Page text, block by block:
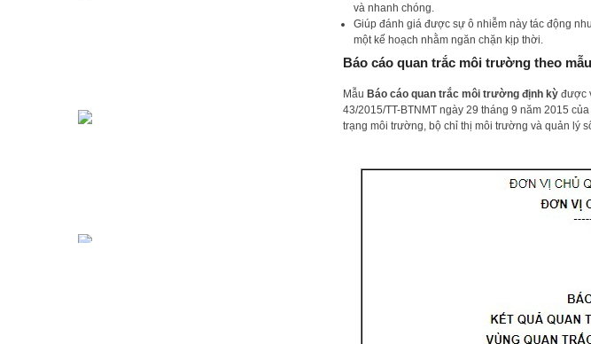
và nhanh chóng.
Giúp đánh giá được sự ô nhiễm này tác động
một kế hoạch nhằm ngăn chặn kịp thời.
Báo cáo quan trắc môi trường theo
Mẫu Báo cáo quan trắc môi trường định kỳ được
43/2015/TT-BTNMT ngày 29 tháng 9 năm 2015
trạng môi trường, bộ chỉ thị môi trường và quản lý